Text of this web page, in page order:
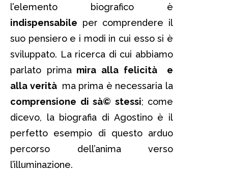
l’elemento biografico è
indispensabile per comprendere il
suo pensiero e i modi in cui esso si è
sviluppato. La ricerca di cui abbiamo
parlato primamira alla felicità e
alla verità ma prima è necessaria la
comprensione di sà© stessi; come
dicevo, la biografia di Agostino è il
perfetto esempio di questo arduo
percorso dell’anima verso
l’illuminazione.